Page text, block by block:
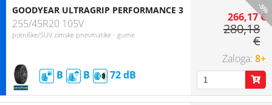
-5%
GOODYEAR ULTRAGRIP PERFORMANCE 3
255/45R20 105V
potniške/SUV zimske pnevmatike - gume
B B 72
266,17 €
280,18
€
8+